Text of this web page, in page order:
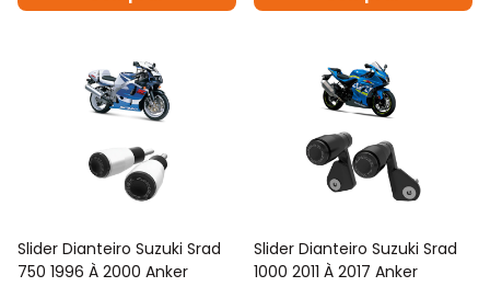
Slider Dianteiro Suzuki Srad
750 1996 À 2000 Anker
Slider Dianteiro Suzuki Srad
1000 2011 À 2017 Anker